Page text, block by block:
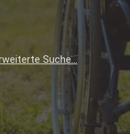
Suche…